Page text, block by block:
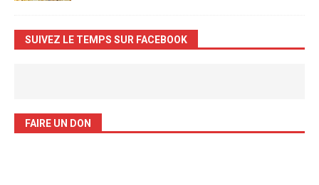
SUIVEZ LE TEMPS SUR FACEBOOK
FAIRE UN DON